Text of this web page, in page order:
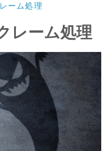
ーム処理
レーム処理